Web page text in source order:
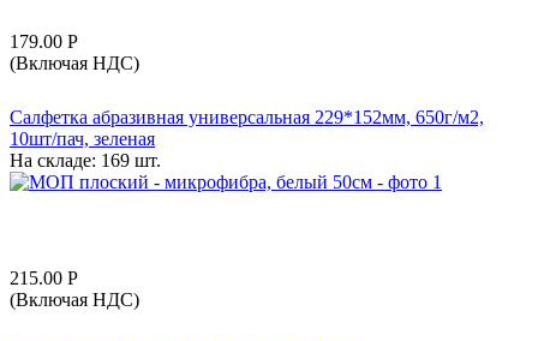
179.00 Р
(Включая НДС)
Салфетка абразивная универсальная 229*152мм, 650г/м2,
10шт/пач, зеленая
На складе: 169 шт.
215.00 Р
(Включая НДС)